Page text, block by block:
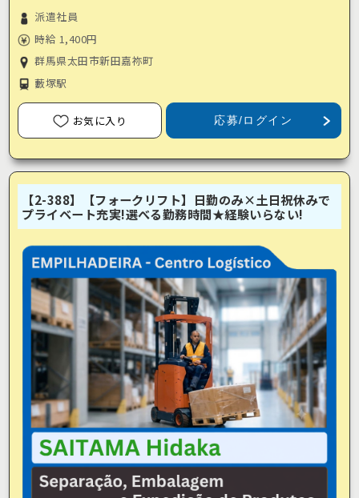
派遣社員
時給 1,400円
群馬県太田市新田嘉祢町
藪塚駅
お気に入り 応募/ログイン
【2-388】【フォークリフト】日勤のみ×土日祝休みで
プライベート充実!選べる勤務時間★経験いらない!